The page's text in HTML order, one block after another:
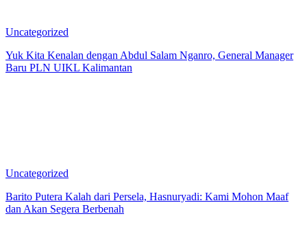
Uncategorized
Yuk Kita Kenalan dengan Abdul Salam Nganro, General Manager
Baru PLN UIKL Kalimantan
Uncategorized
Barito Putera Kalah dari Persela, Hasnuryadi: Kami Mohon Maaf
dan Akan Segera Berbenah